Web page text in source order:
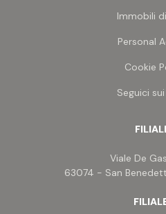
Immobili
Personal
Cookie
Seguici
Viale De
63074 - San